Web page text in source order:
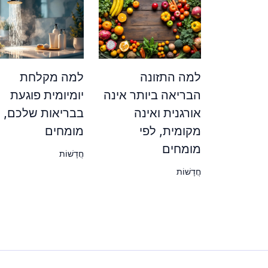
למה התזונה
הבריאה ביותר אינה
אורגנית ואינה
מקומית, לפי
מומחים
חֲדָשׁוֹת
למה מקלחת
יומיומית פוגעת
בבריאות שלכם,
מומחים
חֲדָשׁוֹת